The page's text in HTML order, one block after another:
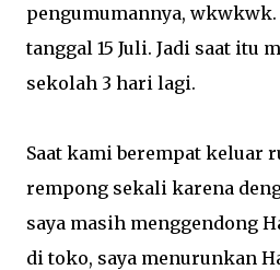
pengumumannya, wkwkwk.
tanggal 15 Juli. Jadi saat itu
sekolah 3 hari lagi.
Saat kami berempat keluar
rempong sekali karena
saya masih menggendong
di toko, saya menurunkan